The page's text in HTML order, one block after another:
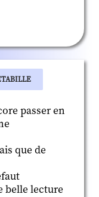
passer en
que de
belle lecture